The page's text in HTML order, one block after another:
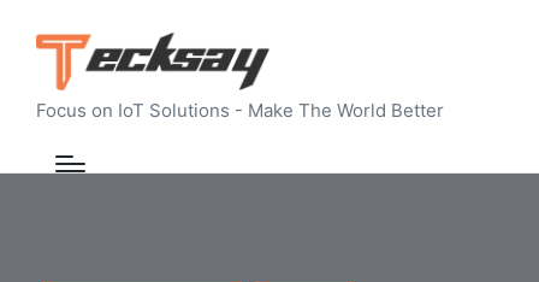
Focus on IoT Solutions - Make The World Better